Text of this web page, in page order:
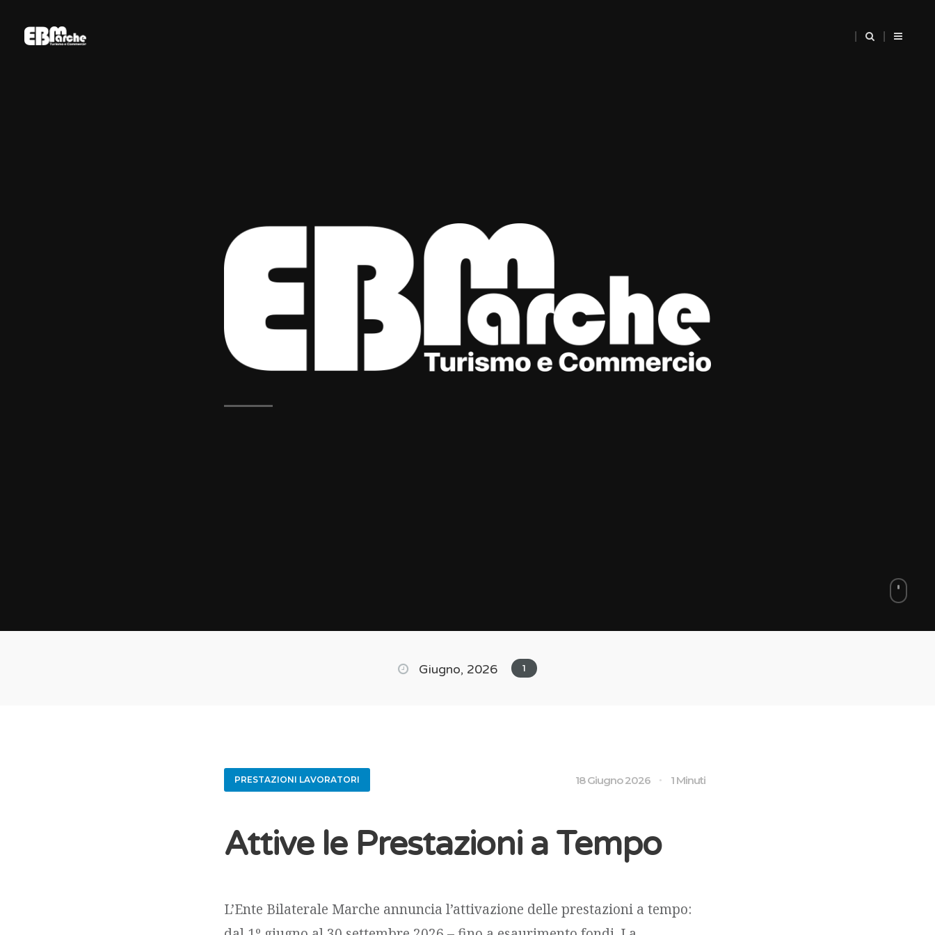
Giugno, 2026 1
PRESTAZIONI LAVORATORI 1 Minuti
18 Giugno 2026
Attive le Prestazioni a Tempo
L’Ente Bilaterale Marche annuncia l’attivazione delle prestazioni a tempo: